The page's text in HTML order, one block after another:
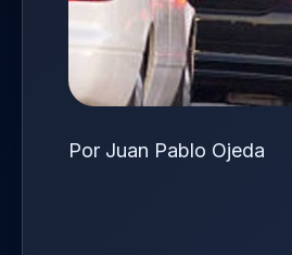
Por Juan Pablo Ojeda